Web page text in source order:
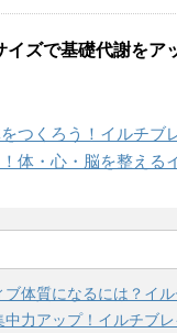
イズで基礎代謝を
つくろう！イルチブ
体・心・脳を整える
体質になるには？イ
力アップ！イルチブ